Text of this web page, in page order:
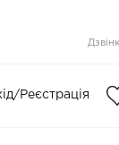
Реєстрація